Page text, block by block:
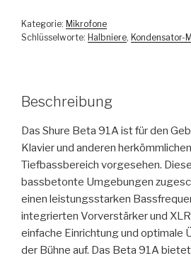
Kategorie: Mikrofone
Schlüsselworte: Halbniere, Kondensator-
Beschreibung
Das Shure Beta 91A ist für den
Klavier und anderen
Tiefbassbereich vorgesehen.
bassbetonte Umgebungen
einen leistungsstarken
integrierten Vorverstärker und
einfache Einrichtung und optimale
der Bühne auf. Das Beta 91A